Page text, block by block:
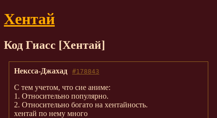
Хентай
Код Гиасс [Хентай]
#178843
Нексса-Джахад
С тем учетом, что сие аниме:
1. Относительно популярно.
2. Относительно богато на хентайность.
хентай по нему много